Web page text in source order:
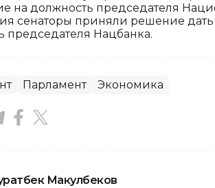
на должность председателя
сенаторы приняли решение дать
председателя Нацбанка.
Парламент Экономика
Макулбеков